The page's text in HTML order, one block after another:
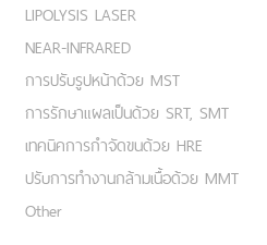
LIPOLYSIS LASER
NEAR-INFRARED
การปรับรูปหน้าด้วย MST
การรักษาแผลเป็นด้วย SRT, SMT
เทคนิคการกำจัดขนด้วย HRE
ปรับการทำงานกล้ามเนื้อด้วย MMT
Other